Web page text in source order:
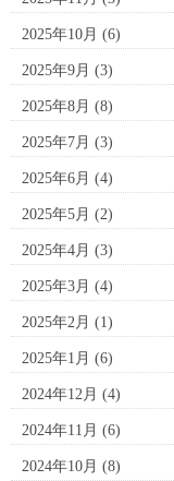
2025年10月 (6)
2025年9月 (3)
2025年8月 (8)
2025年7月 (3)
2025年6月 (4)
2025年5月 (2)
2025年4月 (3)
2025年3月 (4)
2025年2月 (1)
2025年1月 (6)
2024年12月 (4)
2024年11月 (6)
2024年10月 (8)